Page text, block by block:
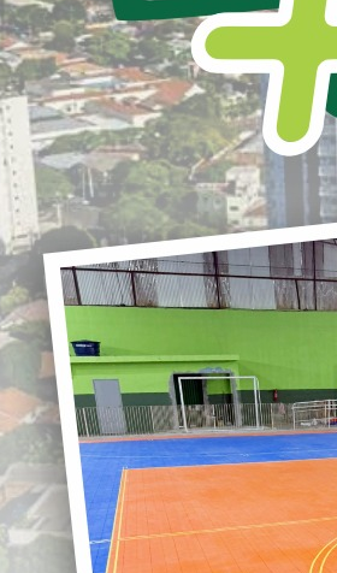
A Prefeitura Municipal de Loanda
na data de hoje, vistoria nas
Residencial Esperança, um
empreendimento habitacional
ritmo acelerado de execução no
O residencial contará com
100
moradias
, todas com
50 m² de